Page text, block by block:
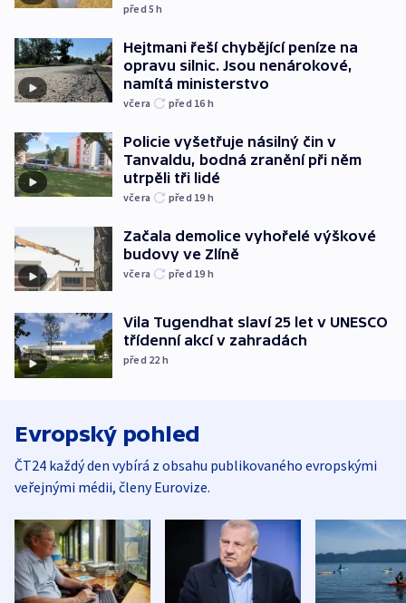
před 5h
Hejtmani řeší chybějící peníze na
opravu silnic. Jsou nenárokové,
namítá ministerstvo
včera před 16 h
Policie vyšetřuje násilný čin v
Tanvaldu, bodná zranění při něm
utrpěli tři lidé
včera před 19 h
Začala demolice vyhořelé výškové
budovy ve Zlíně
včera před 19 h
Vila Tugendhat slaví 25 let v UNESCO
třídenní akcí v zahradách
před 22 h
Evropský pohled
ČT24 každý den vybírá z obsahu publikovaného evropskými
veřejnými médii, členy Eurovize.